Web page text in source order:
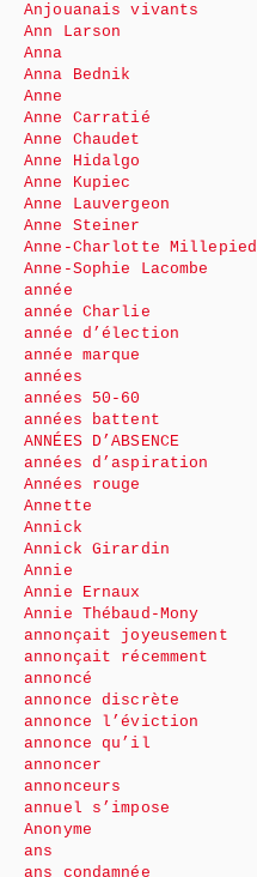
Anjouanais vivants
Ann Larson
Anna
Anna Bednik
Anne
Anne Carratié
Anne Chaudet
Anne Hidalgo
Anne Kupiec
Anne Lauvergeon
Anne Steiner
Anne-Charlotte Millepied
Anne-Sophie Lacombe
année
année Charlie
année d’élection
année marque
années
années 50-60
années battent
ANNÉES D’ABSENCE
années d’aspiration
Années rouge
Annette
Annick
Annick Girardin
Annie
Annie Ernaux
Annie Thébaud-Mony
annonçait joyeusement
annonçait récemment
annoncé
annonce discrète
annonce l’éviction
annonce qu’il
annoncer
annonceurs
annuel s’impose
Anonyme
ans
ans condamnée